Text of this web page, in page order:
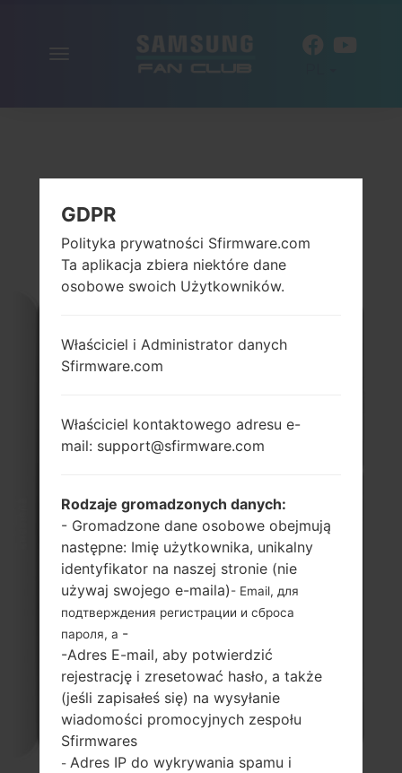
GDPR
Polityka prywatności Sfirmware.com
Ta aplikacja zbiera niektóre dane
osobowe swoich Użytkowników.
Właściciel i Administrator danych
Sfirmware.com
Właściciel kontaktowego adresu e-
mail: support@sfirmware.com
Rodzaje gromadzonych danych:
- Gromadzone dane osobowe obejmują
następne: Imię użytkownika, unikalny
identyfikator na naszej stronie (nie
używaj swojego e-maila)- Email, для
подтверждения регистрации и сброса
пароля, а -
-Adres E-mail, aby potwierdzić
rejestrację i zresetować hasło, a także
(jeśli zapisałeś się) na wysyłanie
wiadomości promocyjnych zespołu
Sfirmwares
- Adres IP do wykrywania spamu i